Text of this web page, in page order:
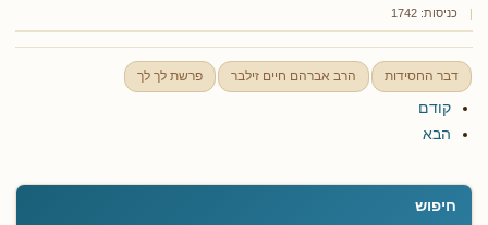
חיפוש
כניסות: 1742
דבר החסידות הרב אברהם חיים זילבר פרשת לך לך
קודם
הבא